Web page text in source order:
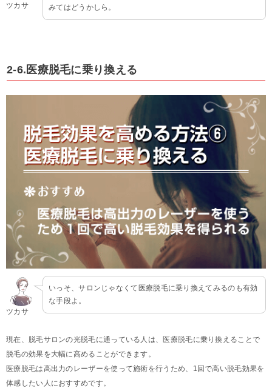
ツカサ
みてはどうかしら。
2-6.医療脱毛に乗り換える
ツカサ
いっそ、サロンじゃなくて医療脱毛に乗り換えてみるのも有効
な手段よ。
現在、脱毛サロンの光脱毛に通っている人は、医療脱毛に乗り換えることで
脱毛の効果を大幅に高めることができます。
医療脱毛は高出力のレーザーを使って施術を行うため、1回で高い脱毛効果を
体感したい人におすすめです。